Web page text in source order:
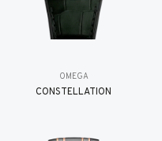
OMEGA
CONSTELLATION